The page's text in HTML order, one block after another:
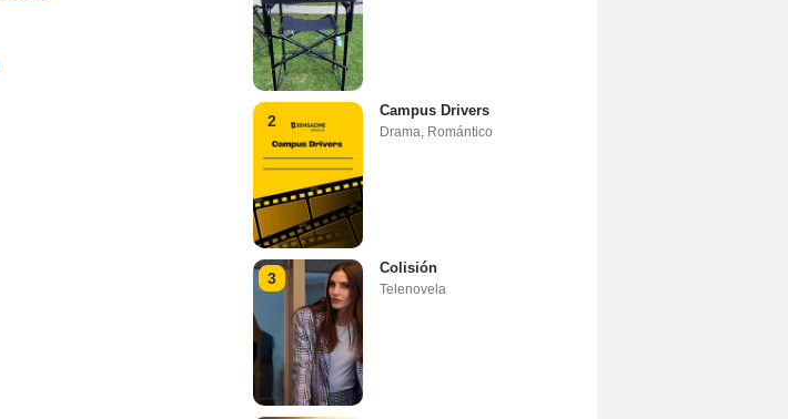
2
Campus Drivers
Drama Romántico
3
Colisión
Telenovela